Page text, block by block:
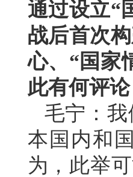
通过设立“
战后首次
心、“国家
此有何评论
毛宁：
本国内和
为，此举